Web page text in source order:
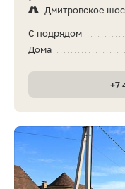
Дмитровское
С подрядом
Дома
+7